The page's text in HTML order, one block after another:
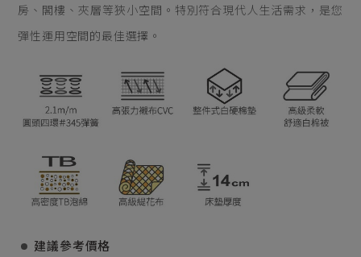
房、閣樓、夾層等狹小空間。特別符合現代人生活需求，是您
彈性運用空間的最佳選擇。
建議參考價格